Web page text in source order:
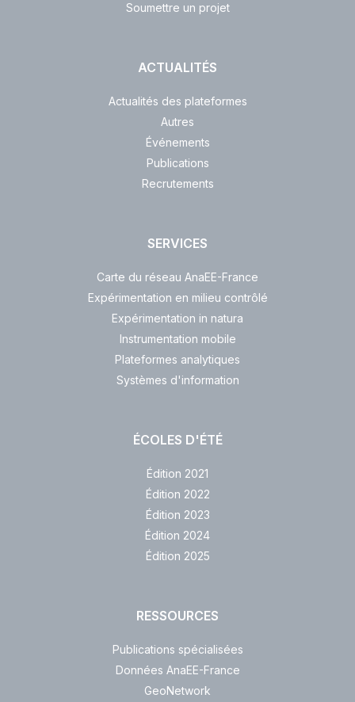
Soumettre un projet
ACTUALITÉS
Actualités des plateformes
Autres
Événements
Publications
Recrutements
SERVICES
Carte du réseau AnaEE-France
Expérimentation en milieu contrôlé
Expérimentation in natura
Instrumentation mobile
Plateformes analytiques
Systèmes d'information
ÉCOLES D'ÉTÉ
Édition 2021
Édition 2022
Édition 2023
Édition 2024
Édition 2025
RESSOURCES
Publications spécialisées
Données AnaEE-France
GeoNetwork